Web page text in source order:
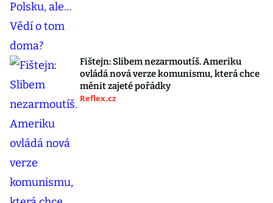
Fištejn: Slibem nezarmoutíš. Ameriku
ovládá nová verze komunismu, která chce
měnit zajeté pořádky
Reflex.cz